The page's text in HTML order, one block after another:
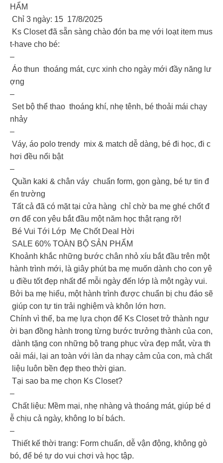
HẨM
Chỉ 3 ngày: 15 17/8/2025
Ks Closet đã sẵn sàng chào đón ba mẹ với loạt item mus
t-have cho bé:
–
Áo thun thoáng mát, cực xinh cho ngày mới đầy năng lư
ợng
–
Set bộ thể thao thoáng khí, nhẹ tênh, bé thoải mái chạy
nhảy
–
Váy, áo polo trendy mix & match dễ dàng, bé đi học, đi c
hơi đều nổi bật
–
Quần kaki & chân váy chuẩn form, gọn gàng, bé tự tin đ
ến trường
Tất cả đã có mặt tại cửa hàng chỉ chờ ba mẹ ghé chốt đ
ơn để con yêu bắt đầu một năm học thật rạng rỡ!
Bé Vui Tới Lớp Mẹ Chốt Deal Hời
SALE 60% TOÀN BỘ SẢN PHẨM
Khoảnh khắc những bước chân nhỏ xíu bắt đầu trên một
hành trình mới, là giây phút ba mẹ muốn dành cho con yê
u điều tốt đẹp nhất để mỗi ngày đến lớp là một ngày vui.
Bởi ba mẹ hiểu, một hành trình được chuẩn bị chu đáo sẽ
giúp con tự tin trải nghiệm và khôn lớn hơn.
Chính vì thế, ba mẹ lựa chọn để Ks Closet trở thành ngư
ời bạn đồng hành trong từng bước trưởng thành của con,
dành tặng con những bộ trang phục vừa đẹp mắt, vừa th
oải mái, lại an toàn với làn da nhạy cảm của con, mà chất
liệu luôn bền đẹp theo thời gian.
️ Tại sao ba mẹ chọn Ks Closet?
–
Chất liệu: Mềm mại, nhẹ nhàng và thoáng mát, giúp bé d
ễ chịu cả ngày, không lo bí bách.
–
Thiết kế thời trang: Form chuẩn, dễ vận động, không gò
bó, để bé tự do vui chơi và học tập.